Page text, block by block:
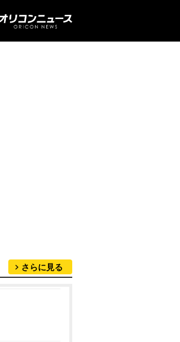
さらに見る